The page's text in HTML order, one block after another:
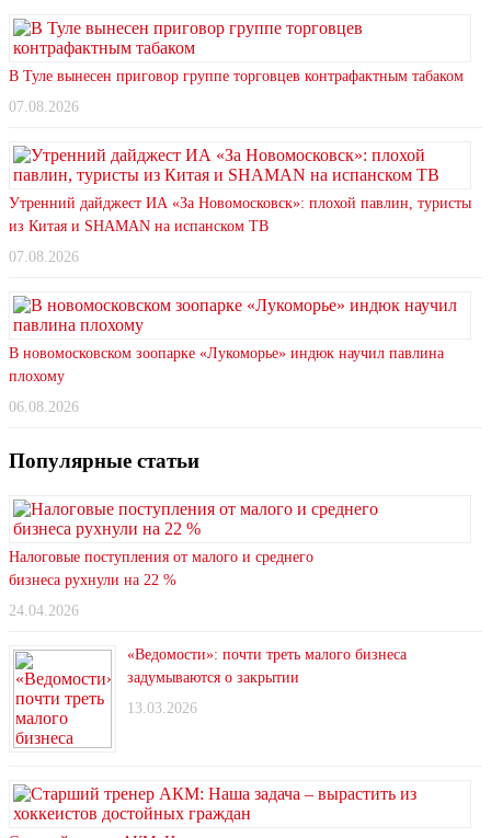
В Туле вынесен приговор группе торговцев контрафактным табаком
07.08.2026
Утренний дайджест ИА «За Новомосковск»: плохой павлин, туристы
из Китая и SHAMAN на испанском ТВ
07.08.2026
В новомосковском зоопарке «Лукоморье» индюк научил павлина
плохому
06.08.2026
Популярные статьи
Налоговые поступления от малого и среднего
бизнеса рухнули на 22 %
24.04.2026
«Ведомости»: почти треть малого бизнеса
задумываются о закрытии
13.03.2026